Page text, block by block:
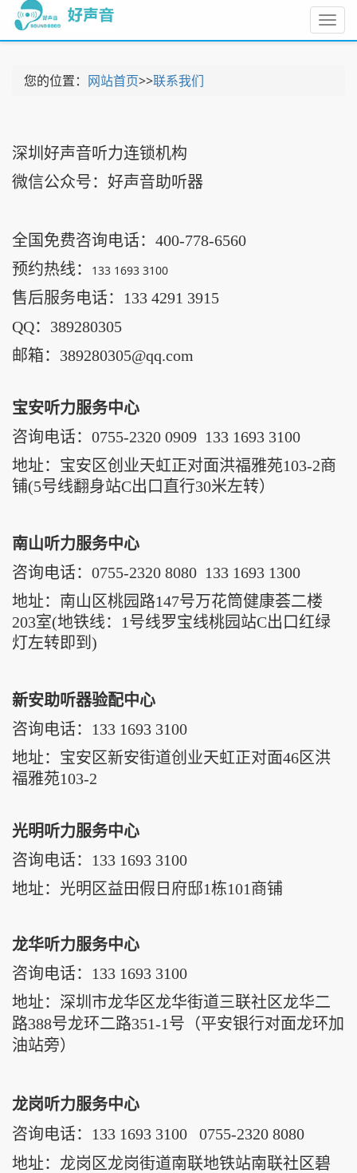
您的位置： 网站首页>>联系我们
深圳好声音听力连锁机构
微信公众号：好声音助听器
全国免费咨询电话：400-778-6560
预约热线：
133 1693 3100
售后服务电话：133 4291 3915
QQ：389280305
邮箱：389280305@qq.com
宝安听力服务中心
咨询电话：0755-2320 0909 133 1693 3100
地址：宝安区创业天虹正对面洪福雅苑103-2商
铺(5号线翻身站C出口直行30米左转）
南山听力服务中心
咨询电话：0755-2320 8080 133 1693 1300
地址：南山区桃园路147号万花筒健康荟二楼
203室(地铁线：1号线罗宝线桃园站C出口红绿
灯左转即到)
新安助听器验配中心
咨询电话： 133 1693 3100
地址：宝安区新安街道创业天虹正对面46区洪
福雅苑103-2
光明听力服务中心
咨询电话： 133 1693 3100
地址： 光明区益田假日府邸1栋101商铺
龙华听力服务中心
咨询电话： 133 1693 3100
地址： 深圳市龙华区龙华街道三联社区龙华二
路388号龙环二路351-1号（平安银行对面龙环加
油站旁）
龙岗听力服务中心
咨询电话： 133 1693 3100
0755-2320 8080
地址：龙岗区龙岗街道南联地铁站南联社区碧